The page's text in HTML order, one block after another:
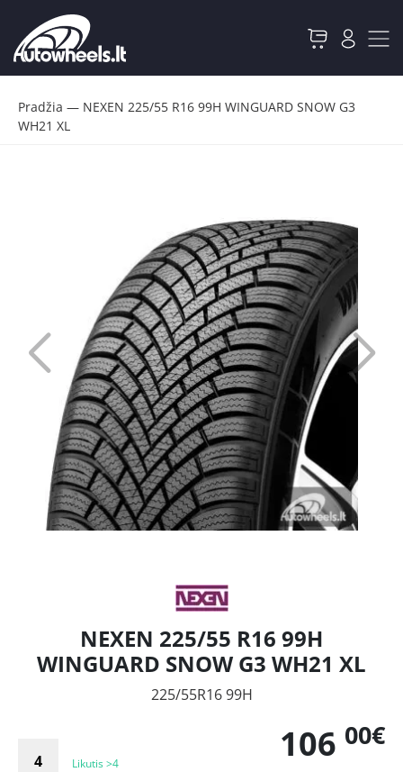
Pradžia — NEXEN 225/55 R16 99H WINGUARD SNOW G3
WH21 XL
NEXEN 225/55 R16 99H
WINGUARD SNOW G3 WH21 XL
225/55R16 99H
Likutis >4 106 00€